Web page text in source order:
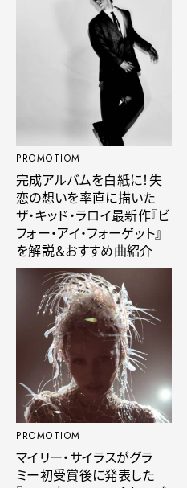
PROMOTIOM
完成アルバムを白紙に！失
恋の想いを率直に描いた
ザ・キッド・ラロイ最新作『ビ
フォー・アイ・フォーゲット』
を解説＆おすすめ曲紹介
PROMOTIOM
マイリー・サイラスがグラ
ミー初受賞後に発表した